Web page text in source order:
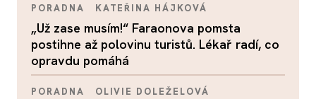
PORADNA KATEŘINA HÁJKOVÁ
„Už zase musím!“ Faraonova pomsta
postihne až polovinu turistů. Lékař radí, co
opravdu pomáhá
PORADNA OLIVIE DOLEŽELOVÁ